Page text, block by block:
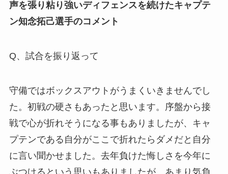
声を張り粘り強いディフェンスを続けたキャプテ
ン知念拓己選手のコメント
Q、試合を振り返って
守備ではボックスアウトがうまくいきませんでし
た。初戦の硬さもあったと思います。序盤から接
戦で心が折れそうになる事もありましたが、キャ
プテンである自分がここで折れたらダメだと自分
に言い聞かせました。去年負けた悔しさを今年に
ぶつけるという思いもありましたが、あまり気負